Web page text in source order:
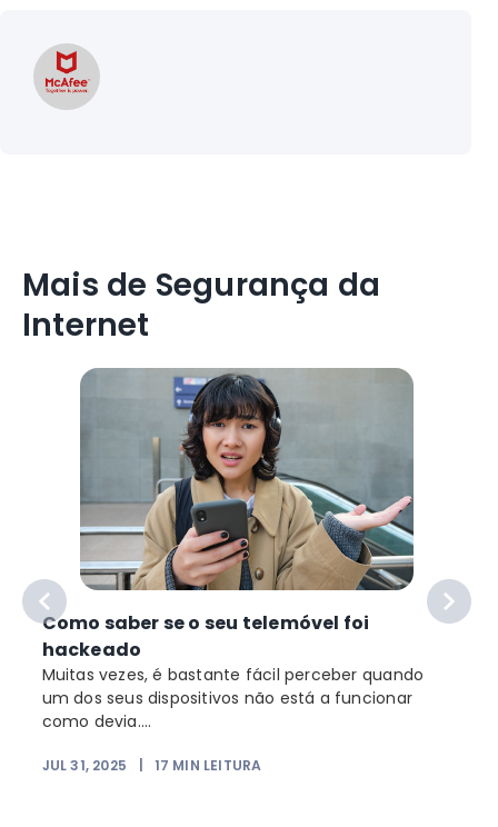
Mais de Segurança da
Internet
Como saber se o seu telemóvel foi
hackeado
Muitas vezes, é bastante fácil perceber quando
um dos seus dispositivos não está a funcionar
como devia....
JUL 31, 2025 17 MIN LEITURA